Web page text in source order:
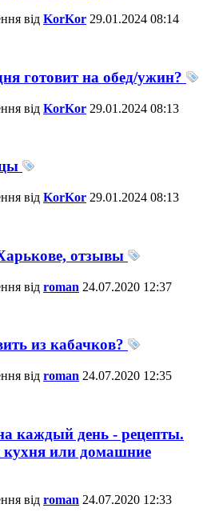
від KorKor 29.01.2024 08:14
готовит на обед/ужин?
від KorKor 29.01.2024 08:13
від KorKor 29.01.2024 08:13
отзывы
від roman 24.07.2020 12:37
из кабачков?
від roman 24.07.2020 12:35
каждый день - рецепты.
кухня или домашние
від roman 24.07.2020 12:33